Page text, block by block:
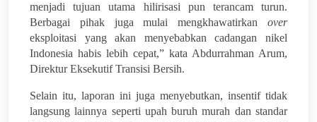
menjadi tujuan utama hilirisasi pun terancam turun.
Berbagai pihak juga mulai mengkhawatirkan over
eksploitasi yang akan menyebabkan cadangan nikel
Indonesia habis lebih cepat,” kata Abdurrahman Arum,
Direktur Eksekutif Transisi Bersih.
Selain itu, laporan ini juga menyebutkan, insentif tidak
langsung lainnya seperti upah buruh murah dan standar